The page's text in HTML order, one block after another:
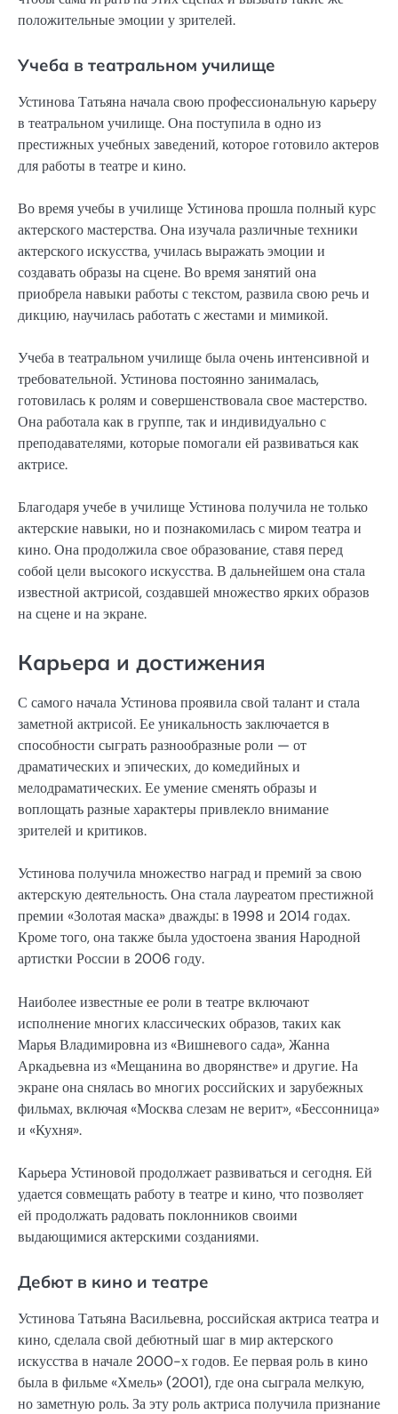
положительные эмоции у зрителей.
Учеба в театральном училище
Устинова Татьяна начала свою профессиональную карьеру
в театральном училище. Она поступила в одно из
престижных учебных заведений, которое готовило актеров
для работы в театре и кино.
Во время учебы в училище Устинова прошла полный курс
актерского мастерства. Она изучала различные техники
актерского искусства, училась выражать эмоции и
создавать образы на сцене. Во время занятий она
приобрела навыки работы с текстом, развила свою речь и
дикцию, научилась работать с жестами и мимикой.
Учеба в театральном училище была очень интенсивной и
требовательной. Устинова постоянно занималась,
готовилась к ролям и совершенствовала свое мастерство.
Она работала как в группе, так и индивидуально с
преподавателями, которые помогали ей развиваться как
актрисе.
Благодаря учебе в училище Устинова получила не только
актерские навыки, но и познакомилась с миром театра и
кино. Она продолжила свое образование, ставя перед
собой цели высокого искусства. В дальнейшем она стала
известной актрисой, создавшей множество ярких образов
на сцене и на экране.
Карьера и достижения
С самого начала Устинова проявила свой талант и стала
заметной актрисой. Ее уникальность заключается в
способности сыграть разнообразные роли — от
драматических и эпических, до комедийных и
мелодраматических. Ее умение сменять образы и
воплощать разные характеры привлекло внимание
зрителей и критиков.
Устинова получила множество наград и премий за свою
актерскую деятельность. Она стала лауреатом престижной
премии «Золотая маска» дважды: в 1998 и 2014 годах.
Кроме того, она также была удостоена звания Народной
артистки России в 2006 году.
Наиболее известные ее роли в театре включают
исполнение многих классических образов, таких как
Марья Владимировна из «Вишневого сада», Жанна
Аркадьевна из «Мещанина во дворянстве» и другие. На
экране она снялась во многих российских и зарубежных
фильмах, включая «Москва слезам не верит», «Бессонница»
и «Кухня».
Карьера Устиновой продолжает развиваться и сегодня. Ей
удается совмещать работу в театре и кино, что позволяет
ей продолжать радовать поклонников своими
выдающимися актерскими созданиями.
Дебют в кино и театре
Устинова Татьяна Васильевна, российская актриса театра и
кино, сделала свой дебютный шаг в мир актерского
искусства в начале 2000-х годов. Ее первая роль в кино
была в фильме «Хмель» (2001), где она сыграла мелкую,
но заметную роль. За эту роль актриса получила признание